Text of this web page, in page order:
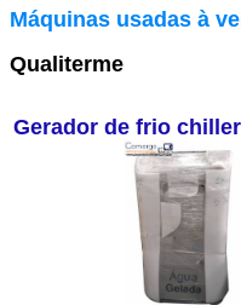
Máquinas usadas à
Qualiterme
Gerador de frio